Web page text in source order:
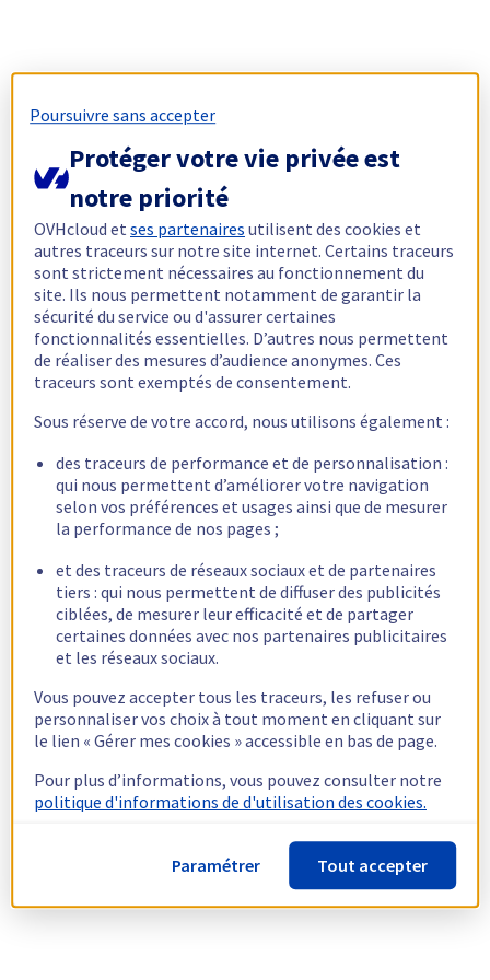
Poursuivre sans accepter
Protéger votre vie privée est
notre priorité
OVHcloud etses partenaires utilisent des cookies et
autres traceurs sur notre site internet. Certains traceurs
sont strictement nécessaires au fonctionnement du
site. Ils nous permettent notamment de garantir la
sécurité du service ou d'assurer certaines
fonctionnalités essentielles. D’autres nous permettent
de réaliser des mesures d’audience anonymes. Ces
traceurs sont exemptés de consentement.
Sous réserve de votre accord, nous utilisons également :
des traceurs de performance et de personnalisation :
qui nous permettent d’améliorer votre navigation
selon vos préférences et usages ainsi que de mesurer
la performance de nos pages ;
et des traceurs de réseaux sociaux et de partenaires
tiers : qui nous permettent de diffuser des publicités
ciblées, de mesurer leur efficacité et de partager
certaines données avec nos partenaires publicitaires
et les réseaux sociaux.
Vous pouvez accepter tous les traceurs, les refuser ou
personnaliser vos choix à tout moment en cliquant sur
le lien « Gérer mes cookies » accessible en bas de page.
Pour plus d’informations, vous pouvez consulter notre
politique d'informations de d'utilisation des cookies.
Paramétrer Tout accepter